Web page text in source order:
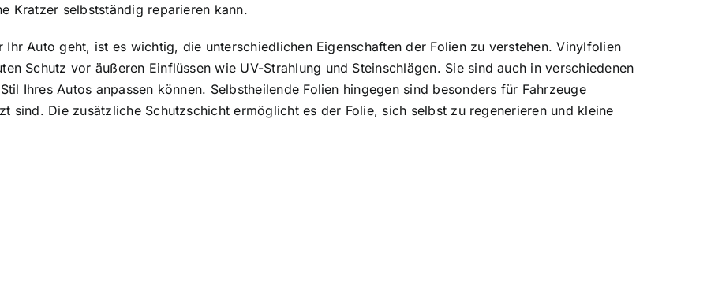
Kratzer selbstständig reparieren kann.
Auto geht, ist es wichtig, die unterschiedlichen Eigenschaften der Folien zu verstehen. Vinylfolien
Schutz vor äußeren Einflüssen wie UV-Strahlung und Steinschlägen. Sie sind auch in verschiedenen
Ihres Autos anpassen können. Selbstheilende Folien hingegen sind besonders für Fahrzeuge
sind. Die zusätzliche Schutzschicht ermöglicht es der Folie, sich selbst zu regenerieren und kleine